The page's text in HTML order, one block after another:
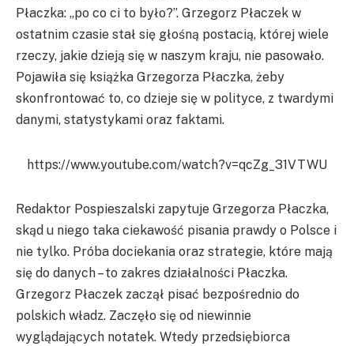
Płaczka: „po co ci to było?”. Grzegorz Płaczek w
ostatnim czasie stał się głośną postacią, której wiele
rzeczy, jakie dzieją się w naszym kraju, nie pasowało.
Pojawiła się książka Grzegorza Płaczka, żeby
skonfrontować to, co dzieje się w polityce, z twardymi
danymi, statystykami oraz faktami.
https://www.youtube.com/watch?v=qcZg_31VTWU
Redaktor Pospieszalski zapytuje Grzegorza Płaczka,
skąd u niego taka ciekawość pisania prawdy o Polsce i
nie tylko. Próba dociekania oraz strategie, które mają
się do danych – to zakres działalności Płaczka.
Grzegorz Płaczek zaczął pisać bezpośrednio do
polskich władz. Zaczęło się od niewinnie
wyglądających notatek. Wtedy przedsiębiorca